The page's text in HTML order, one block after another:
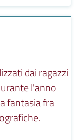
dai ragazzi
l'anno
fantasia fra